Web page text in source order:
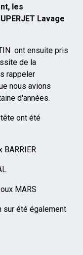
les
Lavage
ont ensuite pris
de la
rappeler
nous avions
d'années.
ont été
BARRIER
MARS
sur été également